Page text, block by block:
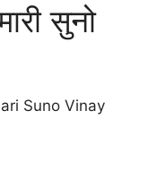
सुनो
Suno Vinay